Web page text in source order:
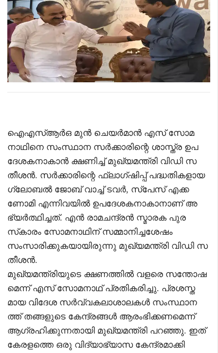
ഐഎസ്ആര്‍ഒ മുന്‍ ചെയര്‍മാന്‍ എസ് സോമ
നാഥിനെ സംസ്ഥാന സര്‍ക്കാരിന്റെ ശാസ്ത്ര ഉപ
ദേശകനാകാന്‍ ക്ഷണിച്ച് മുഖ്യമന്ത്രി വിഡി സ
തീശന്‍. സര്‍ക്കാരിന്റെ ഫ്‌ലാഗ്ഷിപ്പ് പദ്ധതികളായ
ഗ്ലോബല്‍ ജോബ് വാച്ച് ടവര്‍, സ്‌പേസ് എക്ക
ണോമി എന്നിവയില്‍ ഉപദേശകനാകാനാണ് അ
ഭ്യര്‍ത്ഥിച്ചത്. എന്‍ രാമചന്ദ്രന്‍ സ്മാരക പുര
സ്‌കാരം സോമനാഥിന് സമ്മാനിച്ചശേഷം
സംസാരിക്കുകയായിരുന്നു മുഖ്യമന്ത്രി വിഡി സ
തീശന്‍.
മുഖ്യമന്ത്രിയുടെ ക്ഷണത്തില്‍ വളരെ സന്തോഷ
മെന്ന് എസ് സോമനാഥ് പ്രതികരിച്ചു. പ്രശസ്ത
മായ വിദേശ സര്‍വ്വകലാശാലകള്‍ സംസ്ഥാന
ത്ത് തങ്ങളുടെ കേന്ദ്രങ്ങള്‍ ആരംഭിക്കണമെന്ന്
ആഗ്രഹിക്കുന്നതായി മുഖ്യമന്ത്രി പറഞ്ഞു. ഇത്
കേരളത്തെ ഒരു വിദ്യാഭ്യാസ കേന്ദ്രമാക്കി